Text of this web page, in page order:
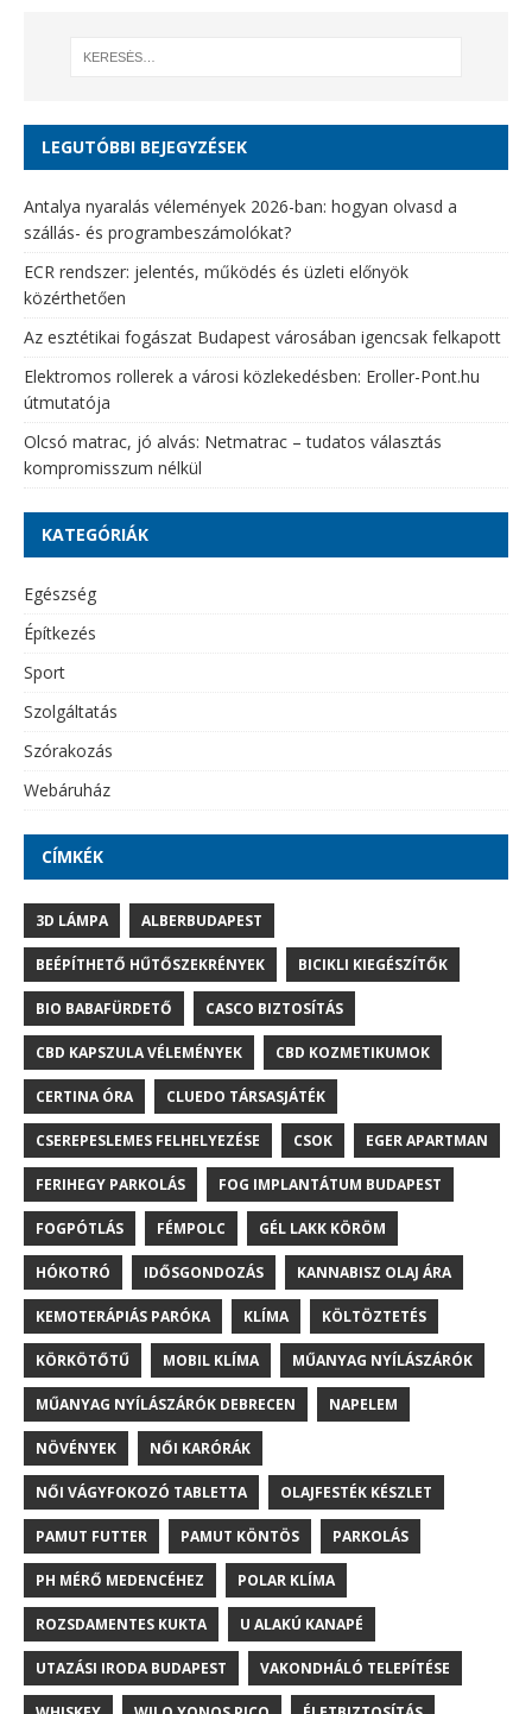
LEGUTÓBBI BEJEGYZÉSEK
Antalya nyaralás vélemények 2026-ban: hogyan olvasd a
szállás- és programbeszámolókat?
ECR rendszer: jelentés, működés és üzleti előnyök
közérthetően
Az esztétikai fogászat Budapest városában igencsak felkapott
Elektromos rollerek a városi közlekedésben: Eroller-Pont.hu
útmutatója
Olcsó matrac, jó alvás: Netmatrac – tudatos választás
kompromisszum nélkül
KATEGÓRIÁK
Egészség
Építkezés
Sport
Szolgáltatás
Szórakozás
Webáruház
CÍMKÉK
3D LÁMPA ALBERBUDAPEST
BEÉPÍTHETŐ HŰTŐSZEKRÉNYEK BICIKLI KIEGÉSZÍTŐK
BIO BABAFÜRDETŐ CASCO BIZTOSÍTÁS
CBD KAPSZULA VÉLEMÉNYEK CBD KOZMETIKUMOK
CERTINA ÓRA CLUEDO TÁRSASJÁTÉK
CSEREPESLEMES FELHELYEZÉSE CSOK EGER APARTMAN
FERIHEGY PARKOLÁS FOG IMPLANTÁTUM BUDAPEST
FOGPÓTLÁS FÉMPOLC GÉL LAKK KÖRÖM
HÓKOTRÓ IDŐSGONDOZÁS KANNABISZ OLAJ ÁRA
KEMOTERÁPIÁS PARÓKA KLÍMA KÖLTÖZTETÉS
KÖRKÖTŐTŰ MOBIL KLÍMA MŰANYAG NYÍLÁSZÁRÓK
MŰANYAG NYÍLÁSZÁRÓK DEBRECEN NAPELEM
NÖVÉNYEK NŐI KARÓRÁK
NŐI VÁGYFOKOZÓ TABLETTA OLAJFESTÉK KÉSZLET
PAMUT FUTTER PAMUT KÖNTÖS PARKOLÁS
PH MÉRŐ MEDENCÉHEZ POLAR KLÍMA
ROZSDAMENTES KUKTA U ALAKÚ KANAPÉ
UTAZÁSI IRODA BUDAPEST VAKONDHÁLÓ TELEPÍTÉSE